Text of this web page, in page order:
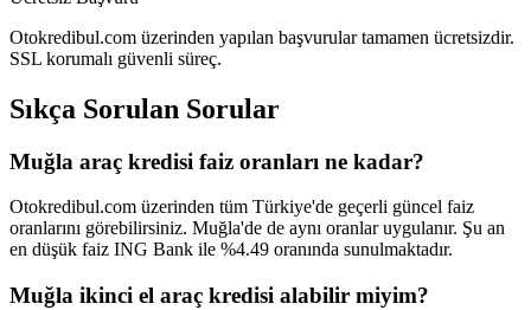
Otokredibul.com üzerinden yapılan başvurular tamamen ücretsizdir.
SSL korumalı güvenli süreç.
Sıkça Sorulan Sorular
Muğla araç kredisi faiz oranları ne kadar?
Otokredibul.com üzerinden tüm Türkiye'de geçerli güncel faiz
oranlarını görebilirsiniz. Muğla'de de aynı oranlar uygulanır. Şu an
en düşük faiz ING Bank ile %4.49 oranında sunulmaktadır.
Muğla ikinci el araç kredisi alabilir miyim?